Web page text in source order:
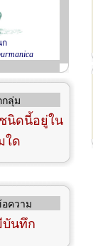
กลุ่ม
นิดนี้อยู่ใน
ใด
ความ
บันทึก